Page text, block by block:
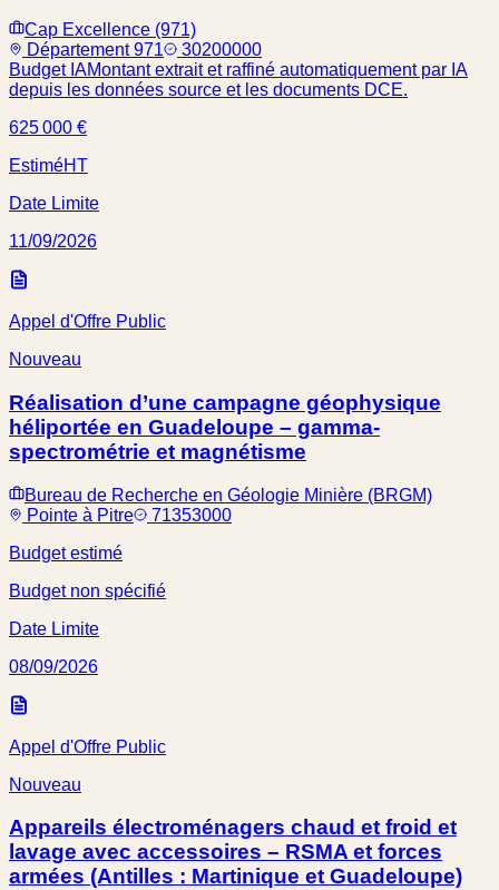
Cap Excellence (971)
Département 971
30200000
Budget IAMontant extrait et raffiné automatiquement par IA
depuis les données source et les documents DCE.
625 000 €
EstiméHT
Date Limite
11/09/2026
Appel d'Offre Public
Nouveau
Réalisation d’une campagne géophysique
héliportée en Guadeloupe – gamma-
spectrométrie et magnétisme
Bureau de Recherche en Géologie Minière (BRGM)
Pointe à Pitre
71353000
Budget estimé
Budget non spécifié
Date Limite
08/09/2026
Appel d'Offre Public
Nouveau
Appareils électroménagers chaud et froid et
lavage avec accessoires – RSMA et forces
armées (Antilles : Martinique et Guadeloupe)